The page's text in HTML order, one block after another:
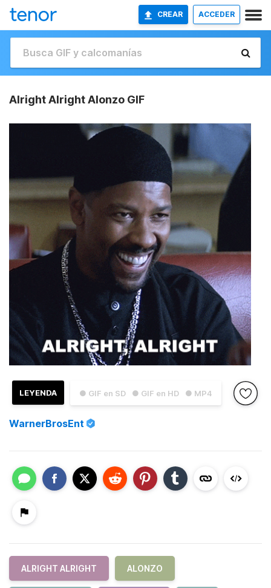
CREAR ACCEDER
Alright Alright Alonzo GIF
● GIF en SD ● GIF en HD ● MP4
LEYENDA
WarnerBrosEnt
ALRIGHT ALRIGHT ALONZO